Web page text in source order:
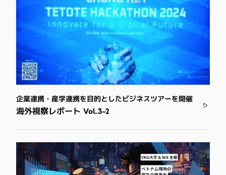
企業連携・産学連携を目的としたビジネスツアーを開催
海外視察レポート Vol.3-2